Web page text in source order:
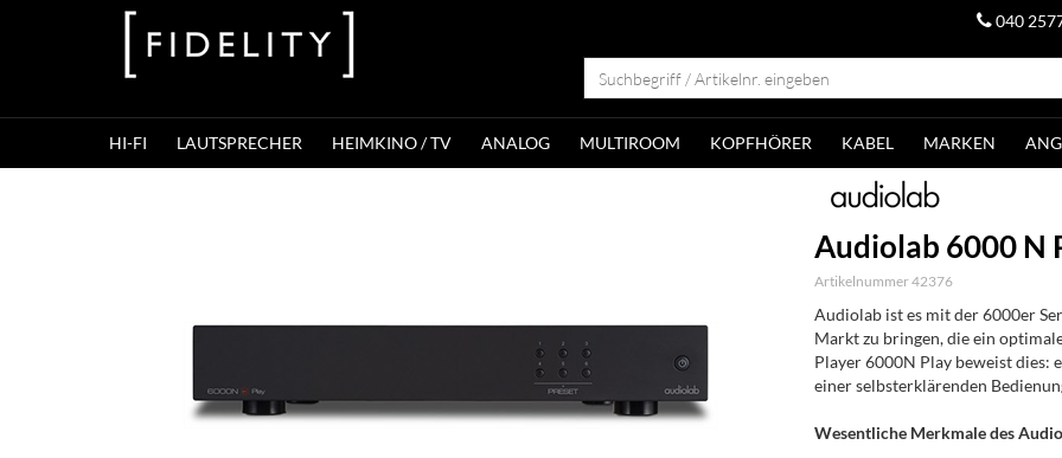
040
HI-FI LAUTSPRECHER HEIMKINO / TV ANALOG MULTIROOM KOPFHÖRER KABEL MARKEN
Audiolab 6000 N
Artikelnummer 42376
Audiolab ist es mit der 6000er
Markt zu bringen, die ein
Player 6000N Play beweist dies:
einer selbsterklärenden
Wesentliche Merkmale des